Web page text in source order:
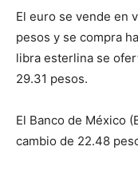
El euro se vende en
pesos y se compra
libra esterlina se
29.31 pesos.
El Banco de México
cambio de 22.48